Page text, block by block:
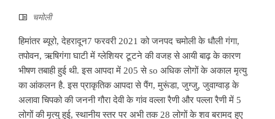
चमोली
हिमांतर ब्यूरो, देहरादून7 फरवरी 2021 को जनपद चमोली के धौली गंगा,
तपोवन, ऋषिगंगा घाटी में ग्लेशियर टूटने की वजह से आयी बाढ़ के कारण
भीषण तबाही हुई थी. इस आपदा में 205 से so अधिक लोगों के अकाल मृत्यु
का आंकलन है. इस प्राकृतिक आपदा से पैंग, मुरूंडा, जुग्जु, जुवाग्वाड़ के
अलावा चिपको की जननी गौरा देवी के गांव वल्ला रैणी और पल्ला रैणी में 5
लोगों की मृत्यु हुई, स्थानीय स्तर पर अभी तक 28 लोगों के शव बरामद हुए